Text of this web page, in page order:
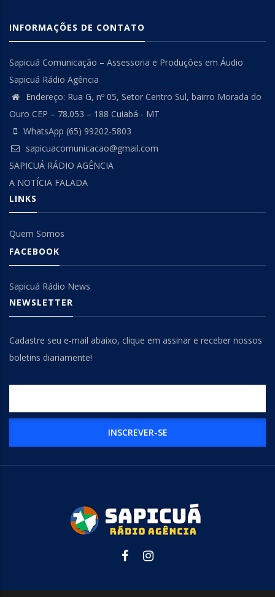
INFORMAÇÕES DE CONTATO
Sapicuá Comunicação – Assessoria e Produções em Áudio
Sapicuá Rádio Agência
Endereço: Rua G, nº 05, Setor Centro Sul, bairro Morada do
Ouro CEP – 78.053 – 188 Cuiabá - MT
WhatsApp (65) 99202-5803
sapicuacomunicacao@gmail.com
SAPICUÁ RÁDIO AGÊNCIA
A NOTÍCIA FALADA
LINKS
Quem Somos
FACEBOOK
Sapicuá Rádio News
NEWSLETTER
Cadastre seu e-mail abaixo, clique em assinar e receber nossos
boletins diariamente!